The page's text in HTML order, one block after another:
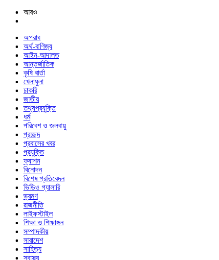
আরও
অপরাধ
অর্থ-বাণিজ্য
আইন-আদালত
আন্তর্জাতিক
কৃষি বার্তা
খেলাধুলা
চাকরি
জাতীয়
তথ্যপ্রযুক্তি
ধর্ম
পরিবেশ ও জলবায়ু
প্রচ্ছদ
প্রবাসের খবর
প্রযুক্তি
ফ্যাশন
বিনোদন
বিশেষ প্রতিবেদন
ভিডিও গ্যালারি
ভ্রমণ
রাজনীতি
লাইফস্টাইল
শিক্ষা ও শিক্ষাঙ্গন
সম্পাদকীয়
সারাদেশ
সাহিত্য
স্বাস্থ্য